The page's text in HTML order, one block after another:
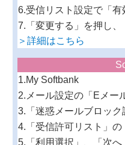
6.受信リスト設定で「有
7.「変更する」を押し、
＞詳細はこちら
1.My Softbank
2.メール設定の「Eメー
3.「迷惑メールブロッ
4.「受信許可リスト」の
5.「利用選択」、「次へ